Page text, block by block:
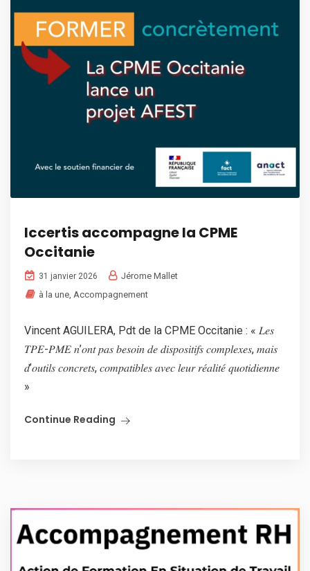
Iccertis accompagne la CPME
Occitanie
31 janvier 2026
Jérome Mallet
à la une, Accompagnement
Vincent AGUILERA, Pdt de la CPME Occitanie : « 𝐿𝑒𝑠
𝑇𝑃𝐸-𝑃𝑀𝐸 𝑛’𝑜𝑛𝑡 𝑝𝑎𝑠 𝑏𝑒𝑠𝑜𝑖𝑛 𝑑𝑒 𝑑𝑖𝑠𝑝𝑜𝑠𝑖𝑡𝑖𝑓𝑠 𝑐𝑜𝑚𝑝𝑙𝑒𝑥𝑒𝑠, 𝑚𝑎𝑖𝑠
𝑑’𝑜𝑢𝑡𝑖𝑙𝑠 𝑐𝑜𝑛𝑐𝑟𝑒𝑡𝑠, 𝑐𝑜𝑚𝑝𝑎𝑡𝑖𝑏𝑙𝑒𝑠 𝑎𝑣𝑒𝑐 𝑙𝑒𝑢𝑟 𝑟𝑒́𝑎𝑙𝑖𝑡𝑒́ 𝑞𝑢𝑜𝑡𝑖𝑑𝑖𝑒𝑛𝑛𝑒
»
Continue Reading